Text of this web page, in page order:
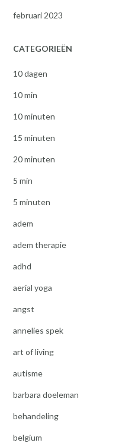
februari 2023
CATEGORIEËN
10 dagen
10 min
10 minuten
15 minuten
20 minuten
5 min
5 minuten
adem
adem therapie
adhd
aerial yoga
angst
annelies spek
art of living
autisme
barbara doeleman
behandeling
belgium